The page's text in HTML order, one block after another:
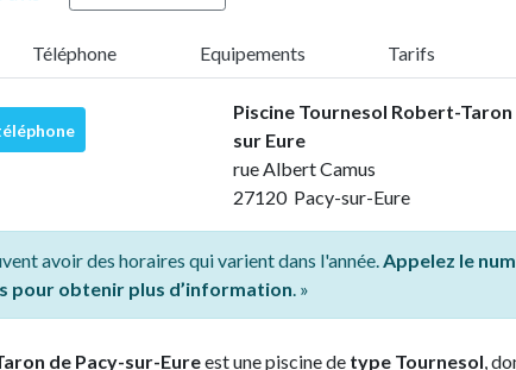
Téléphone Equipements Tarifs
Piscine Tournesol Robert-Taron
sur Eure
rue Albert Camus
27120 Pacy-sur-Eure
avoir des horaires qui varient dans l'année.Appelez le
pour obtenir plus d’information. »
de Pacy-sur-Eureest une piscine de type Tournesol,